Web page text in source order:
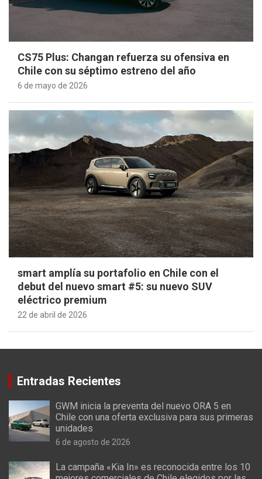
CS75 Plus: Changan refuerza su ofensiva en
Chile con su séptimo estreno del año
6 de mayo de 2026
smart amplía su portafolio en Chile con el
debut del nuevo smart #5: su nuevo SUV
eléctrico premium
22 de abril de 2026
Entradas Recientes
GWM inicia la preventa del nuevo ORA 5 en
Chile con una oferta exclusiva para sus primeras
unidades
6 de agosto de 2026
La campaña «Kia In» es reconocida entre los 10